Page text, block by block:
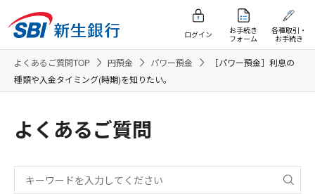
ログイン
お手続き
フォーム
各種取引・
お手続き
よくあるご質問TOP 円預金 パワー預金
［パワー預金］利息の
種類や入金タイミング(時期)を知りたい。
よくあるご質問